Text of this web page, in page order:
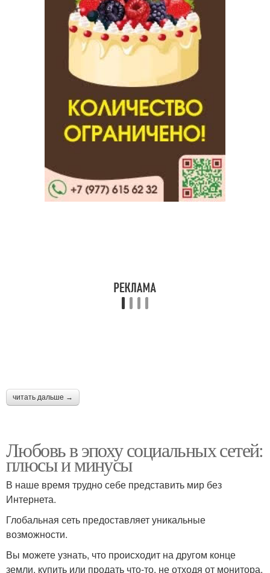
читать дальше →
Любовь в эпоху социальных сетей:
плюсы и минусы
В наше время трудно себе представить мир без
Интернета.
Глобальная сеть предоставляет уникальные
возможности.
Вы можете узнать, что происходит на другом конце
земли, купить или продать что-то, не отходя от монитора,